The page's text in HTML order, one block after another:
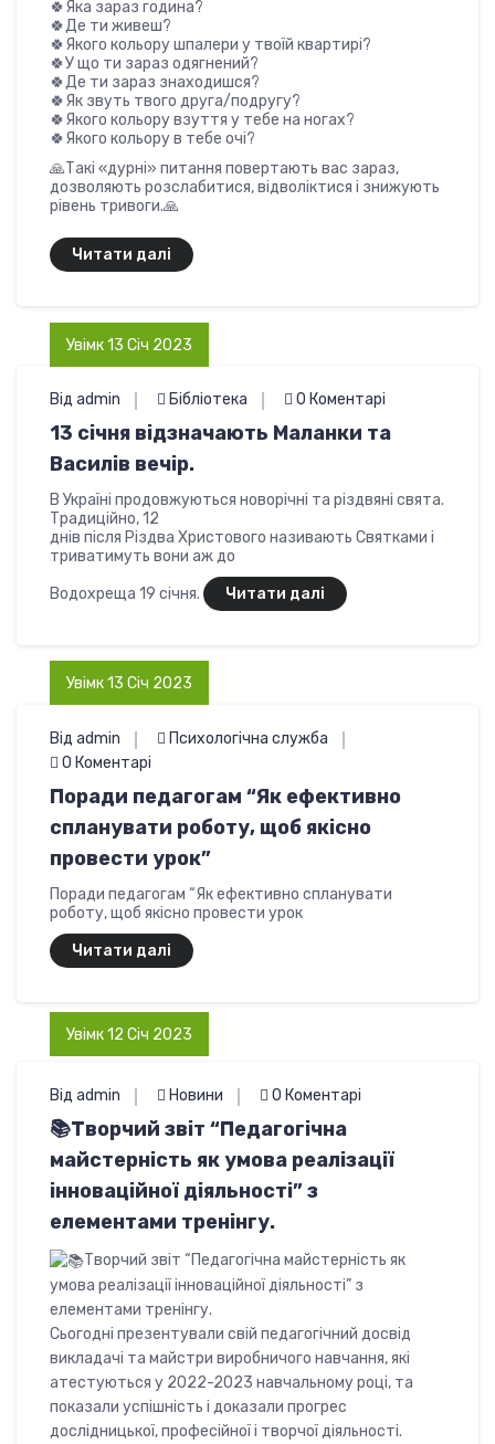
🍀Яка зараз година?
🍀Де ти живеш?
🍀Якого кольору шпалери у твоїй квартирі?
🍀У що ти зараз одягнений?
🍀Де ти зараз знаходишся?
🍀Як звуть твого друга/подругу?
🍀Якого кольору взуття у тебе на ногах?
🍀Якого кольору в тебе очі?
🙏Такі «дурні» питання повертають вас зараз,
дозволяють розслабитися, відволіктися і знижують
рівень тривоги.🙏
Читати далі
Увімк 13 Січ 2023
Від admin Бібліотека 0 Коментарі
13 січня відзначають Маланки та
Василів вечір.
В Україні продовжуються новорічні та різдвяні свята.
Традиційно, 12
днів після Різдва Христового називають Святками і
триватимуть вони аж до
Водохреща 19 січня.
Читати далі
Увімк 13 Січ 2023
Від admin
Психологічна служба
0 Коментарі
Поради педагогам “Як ефективно
спланувати роботу, щоб якісно
провести урок”
Поради педагогам “Як ефективно спланувати
роботу, щоб якісно провести урок
Читати далі
Увімк 12 Січ 2023
Від admin Новини 0 Коментарі
📚Творчий звіт “Педагогічна
майстерність як умова реалізації
інноваційної діяльності” з
елементами тренінгу.
Творчий звіт “Педагогічна майстерність як
умова реалізації інноваційної діяльності” з
елементами тренінгу.
Сьогодні презентували свій педагогічний досвід
викладачі та майстри виробничого навчання, які
атестуються у 2022-2023 навчальному році, та
показали успішність і доказали прогрес
дослідницької, професійної і творчої діяльності.